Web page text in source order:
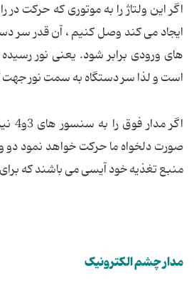
ایجاد می كند وصل كنیم ، آن قدر سر
است و لذا سر دستگاه به سمت نور جهت
صورت دلخواه ما حركت خواهد نمود
منبع تغذیه خود آیسی می باشند كه برای
مدار چشم الكترونیک